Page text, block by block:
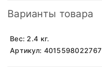
Варианты товара
Вес: 2.4 кг.
Артикул: 4015598022767